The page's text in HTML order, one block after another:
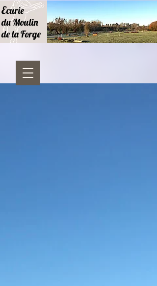
Ecurie
du Moulin
de la Forge